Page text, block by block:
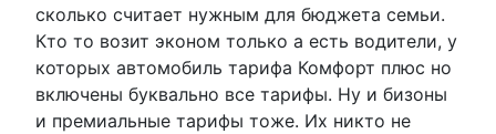
сколько считает нужным для бюджета семьи.
Кто то возит эконом только а есть водители, у
которых автомобиль тарифа Комфорт плюс но
включены буквально все тарифы. Ну и бизоны
и премиальные тарифы тоже. Их никто не